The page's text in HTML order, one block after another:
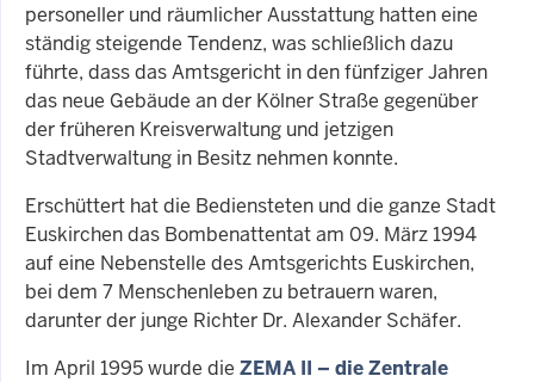
personeller und räumlicher Ausstattung hatten eine
ständig steigende Tendenz, was schließlich dazu
führte, dass das Amtsgericht in den fünfziger Jahren
das neue Gebäude an der Kölner Straße gegenüber
der früheren Kreisverwaltung und jetzigen
Stadtverwaltung in Besitz nehmen konnte.
Erschüttert hat die Bediensteten und die ganze Stadt
Euskirchen das Bombenattentat am 09. März 1994
auf eine Nebenstelle des Amtsgerichts Euskirchen,
bei dem 7 Menschenleben zu betrauern waren,
darunter der junge Richter Dr. Alexander Schäfer.
Im April 1995 wurde die ZEMA II – die Zentrale